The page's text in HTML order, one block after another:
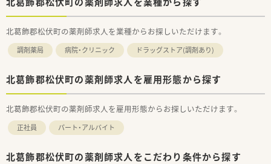
北葛飾郡松伏町の薬剤師求人を業種からお探しいただけます。
調剤薬局 病院・クリニック ドラッグストア(調剤あり)
北葛飾郡松伏町の薬剤師求人を雇用形態から探す
北葛飾郡松伏町の薬剤師求人を雇用形態からお探しいただけます。
正社員 パート・アルバイト
北葛飾郡松伏町の薬剤師求人をこだわり条件から探す